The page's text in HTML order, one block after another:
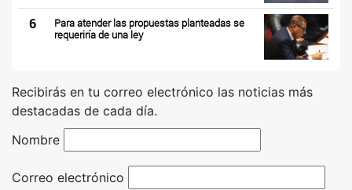
6
Para atender las propuestas planteadas se
requeriría de una ley
Recibirás en tu correo electrónico las noticias más
destacadas de cada día.
Nombre
Correo electrónico